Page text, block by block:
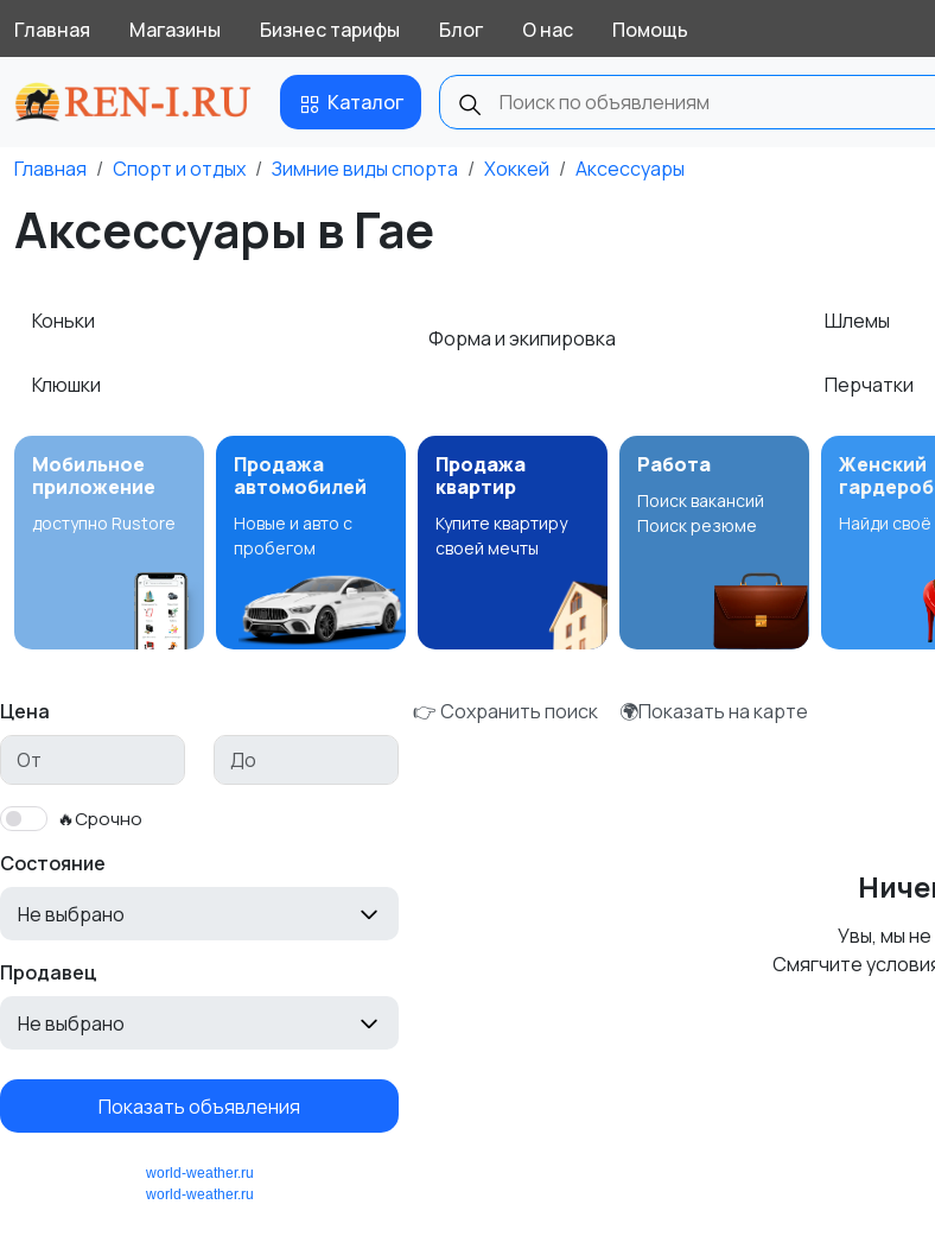
Главная Магазины Бизнес тарифы Блог О нас Помощь
Каталог
Главная Спорт и отдых Зимние виды спорта Хоккей Аксессуары
Аксессуары в Гае
Коньки
Клюшки
Форма и экипировка
Шлемы
Перчатки
Мобильное
приложение
доступно Rustore
Продажа
автомобилей
Новые и авто с
пробегом
Продажа
квартир
Купите квартиру
своей мечты
Работа
Поиск вакансий
Поиск резюме
Женский
гардероб
Найди своё
Цена
🔥Срочно
Состояние
Не выбрано
Продавец
Не выбрано
Показать объявления
world-weather.ru
world-weather.ru
👉 Сохранить поиск 🌍Показать на карте
Увы, мы не
Смягчите